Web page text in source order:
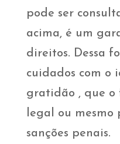
pode ser
acima, é um
direitos. Dessa
cuidados com o
gratidão , que o
legal ou mesmo
sanções penais.